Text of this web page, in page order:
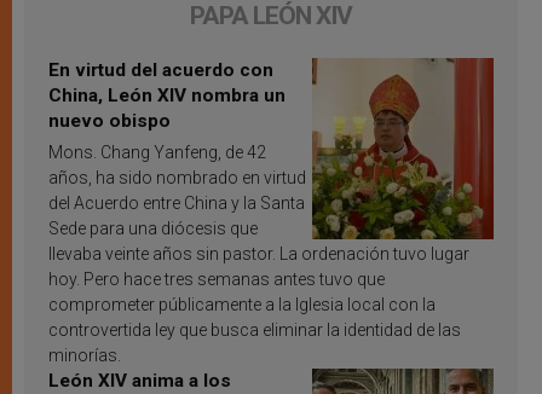
PAPA LEÓN XIV
En virtud del acuerdo con
China, León XIV nombra un
nuevo obispo
Mons. Chang Yanfeng, de 42
años, ha sido nombrado en virtud
del Acuerdo entre China y la Santa
Sede para una diócesis que
llevaba veinte años sin pastor. La ordenación tuvo lugar
hoy. Pero hace tres semanas antes tuvo que
comprometer públicamente a la Iglesia local con la
controvertida ley que busca eliminar la identidad de las
minorías.
León XIV anima a los